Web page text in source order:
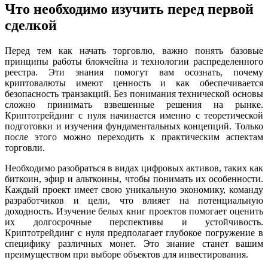
Что необходимо изучить перед первой
сделкой
Перед тем как начать торговлю, важно понять базовые
принципы работы блокчейна и технологии распределенного
реестра. Эти знания помогут вам осознать, почему
криптовалюты имеют ценность и как обеспечивается
безопасность транзакций. Без понимания технической основы
сложно принимать взвешенные решения на рынке.
Криптотрейдинг с нуля начинается именно с теоретической
подготовки и изучения фундаментальных концепций. Только
после этого можно переходить к практическим аспектам
торговли.
Необходимо разобраться в видах цифровых активов, таких как
биткоин, эфир и альткоины, чтобы понимать их особенности.
Каждый проект имеет свою уникальную экономику, команду
разработчиков и цели, что влияет на потенциальную
доходность. Изучение белых книг проектов помогает оценить
их долгосрочные перспективы и устойчивость.
Криптотрейдинг с нуля предполагает глубокое погружение в
специфику различных монет. Это знание станет вашим
преимуществом при выборе объектов для инвестирования.